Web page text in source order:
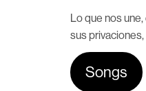
Lo que nos
sus
Songs